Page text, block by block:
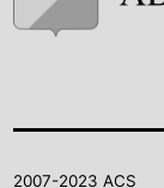
2007-2023 ACS